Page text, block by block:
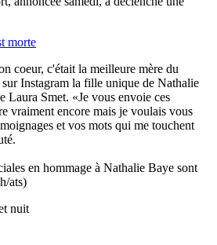
morte
coeur, c'était la meilleure mère du
Instagram la fille unique de Nathalie
Laura Smet. «Je vous envoie ces
vraiment encore mais je voulais vous
et vos mots qui me touchent
en hommage à Nathalie Baye sont
ats)
nuit